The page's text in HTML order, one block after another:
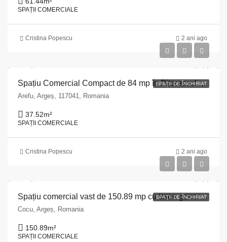
SPAȚII COMERCIALE
Cristina Popescu 2 ani ago
SPAȚII DE ÎNCHIRIAT
Spațiu Comercial Compact de 84 mp în Pitorescul Argeș, Comuna Arefu
Arefu, Argeș, 117041, Romania
37.52m²
SPAȚII COMERCIALE
Cristina Popescu 2 ani ago
SPAȚII DE ÎNCHIRIAT
Spațiu comercial vast de 150.89 mp cu teren generos de 1244 mp în Argeș, Comuna Cocu
Cocu, Argeș, Romania
150.89m²
SPAȚII COMERCIALE